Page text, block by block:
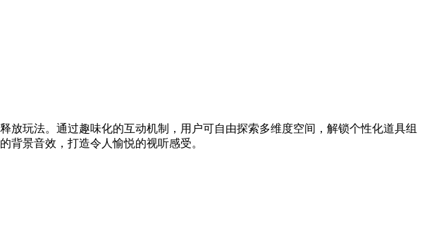
玩法。通过趣味化的互动机制，用户可自由探索多维度空间，解锁个性化道具组
背景音效，打造令人愉悦的视听感受。